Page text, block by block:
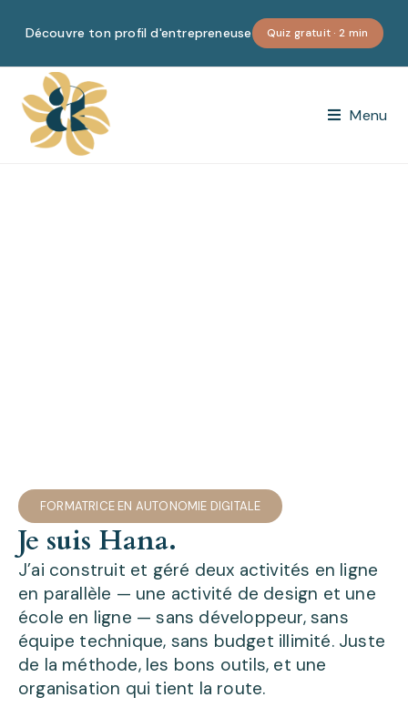
Découvre ton profil d'entrepreneuse Quiz gratuit · 2 min
Menu
FORMATRICE EN AUTONOMIE DIGITALE
Je suis Hana.
J’ai construit et géré deux activités en ligne
en parallèle — une activité de design et une
école en ligne — sans développeur, sans
équipe technique, sans budget illimité. Juste
de la méthode, les bons outils, et une
organisation qui tient la route.